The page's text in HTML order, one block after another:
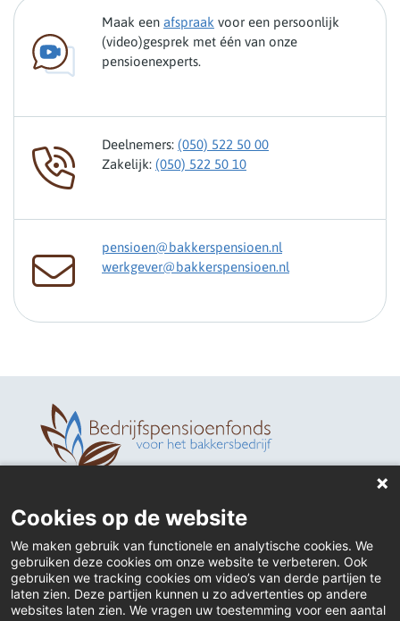
Maak een afspraak voor een persoonlijk
(video)gesprek met één van onze
pensioenexperts.
Deelnemers: (050) 522 50 00
Zakelijk: (050) 522 50 10
pensioen@bakkerspensioen.nl
werkgever@bakkerspensioen.nl
Home
Contact
Actueel
Inloggen
Cookies op de website
We maken gebruik van functionele en analytische cookies. We
gebruiken deze cookies om onze website te verbeteren. Ook
gebruiken we tracking cookies om video’s van derde partijen te
laten zien. Deze partijen kunnen u zo advertenties op andere
websites laten zien. We vragen uw toestemming voor een aantal